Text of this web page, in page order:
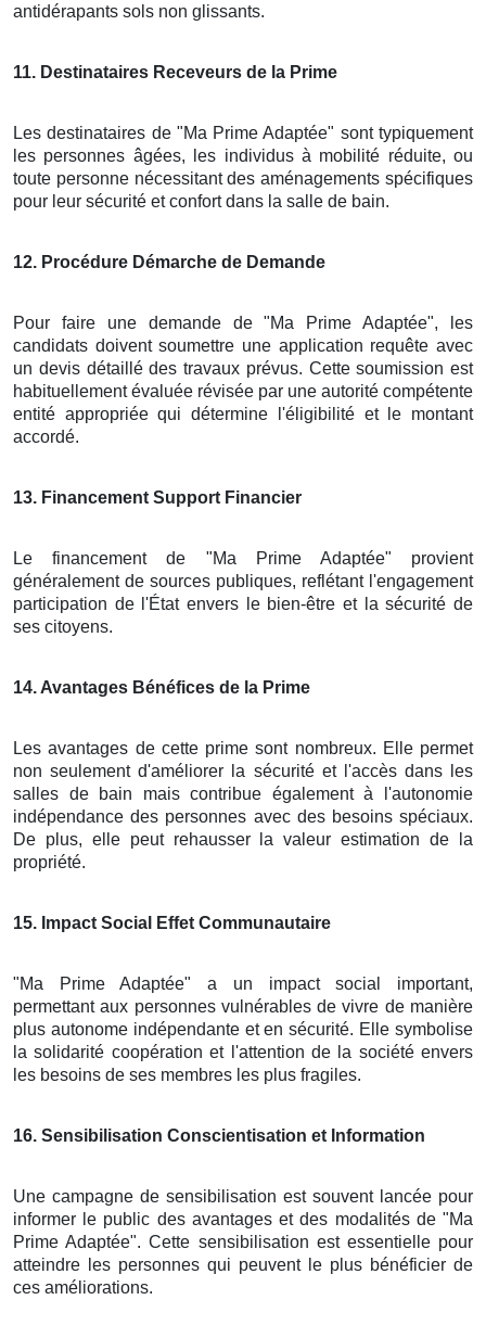
antidérapants sols non glissants.
11. Destinataires Receveurs de la Prime
Les destinataires de "Ma Prime Adaptée" sont typiquement
les personnes âgées, les individus à mobilité réduite, ou
toute personne nécessitant des aménagements spécifiques
pour leur sécurité et confort dans la salle de bain.
12. Procédure Démarche de Demande
Pour faire une demande de "Ma Prime Adaptée", les
candidats doivent soumettre une application requête avec
un devis détaillé des travaux prévus. Cette soumission est
habituellement évaluée révisée par une autorité compétente
entité appropriée qui détermine l'éligibilité et le montant
accordé.
13. Financement Support Financier
Le financement de "Ma Prime Adaptée" provient
généralement de sources publiques, reflétant l'engagement
participation de l'État envers le bien-être et la sécurité de
ses citoyens.
14. Avantages Bénéfices de la Prime
Les avantages de cette prime sont nombreux. Elle permet
non seulement d'améliorer la sécurité et l'accès dans les
salles de bain mais contribue également à l'autonomie
indépendance des personnes avec des besoins spéciaux.
De plus, elle peut rehausser la valeur estimation de la
propriété.
15. Impact Social Effet Communautaire
"Ma Prime Adaptée" a un impact social important,
permettant aux personnes vulnérables de vivre de manière
plus autonome indépendante et en sécurité. Elle symbolise
la solidarité coopération et l'attention de la société envers
les besoins de ses membres les plus fragiles.
16. Sensibilisation Conscientisation et Information
Une campagne de sensibilisation est souvent lancée pour
informer le public des avantages et des modalités de "Ma
Prime Adaptée". Cette sensibilisation est essentielle pour
atteindre les personnes qui peuvent le plus bénéficier de
ces améliorations.